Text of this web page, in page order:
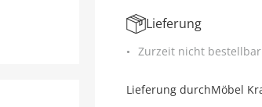
Lieferung
Zurzeit nicht bestellbar
Lieferung durchMöbel